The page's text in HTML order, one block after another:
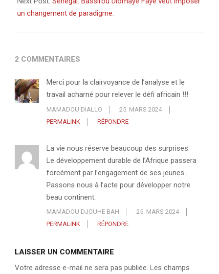
un changement de paradigme.
2 COMMENTAIRES
Merci pour la clairvoyance de l’analyse et le
travail acharné pour relever le défi africain !!!
MAMADOU DIALLO
25. MARS 2024
PERMALINK
RÉPONDRE
La vie nous réserve beaucoup des surprises.
Le développement durable de l’Afrique passera
forcément par l’engagement de ses jeunes…
Passons nous à l’acte pour développer notre
beau continent.
MAMADOU DJOUHE BAH
25. MARS 2024
PERMALINK
RÉPONDRE
LAISSER UN COMMENTAIRE
Votre adresse e-mail ne sera pas publiée. Les champs